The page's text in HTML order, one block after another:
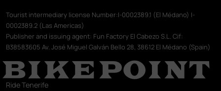
Tourist intermediary license Number:I-0002389.1 (El Médano) I-
0002389.2 (Las Americas)
Publisher and issuing agent: Fun Factory El Cabezo S.L. Cif:
B38583605 Av. José Miguel Galván Bello 28, 38612 El Médano (Spain)
Ride Tenerife